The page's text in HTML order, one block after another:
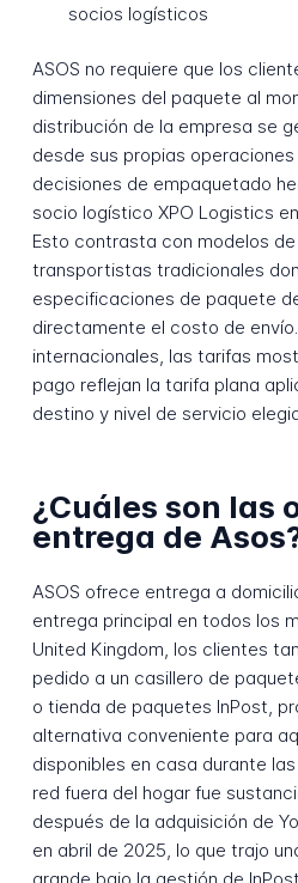
socios logísticos
ASOS no requiere que los
dimensiones del paquete al
distribución de la empresa se
desde sus propias
decisiones de empaquetado
socio logístico XPO Logistics
Esto contrasta con modelos
transportistas tradicionales
especificaciones de paquete
directamente el costo de
internacionales, las tarifas
pago reflejan la tarifa plana
destino y nivel de servicio
¿Cuáles son las
entrega de
ASOS ofrece entrega a
entrega principal en todos los
United Kingdom, los clientes
pedido a un casillero de
o tienda de paquetes InPost,
alternativa conveniente para
disponibles en casa durante
red fuera del hogar fue
después de la adquisición de
en abril de 2025, lo que trajo